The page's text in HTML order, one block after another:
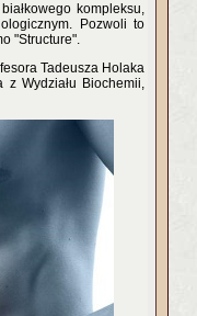
kompleksu,
Pozwoli to
"Structure".
Tadeusza Holaka
z Wydziału Biochemii,